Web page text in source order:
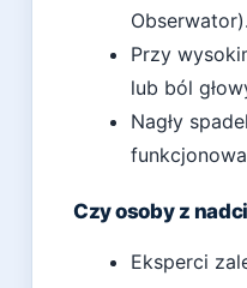
Obserwator).
Przy
lub ból
Nagły
Czy osoby z
Eksperci